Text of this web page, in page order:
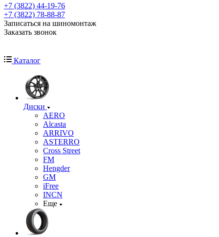
+7 (3822) 44-19-76
+7 (3822) 78-88-87
Записаться на шиномонтаж
Заказать звонок
Каталог
Диски
AERO
Alcasta
ARRIVO
ASTERRO
Cross Street
FM
Hengder
GM
iFree
INCN
Еще